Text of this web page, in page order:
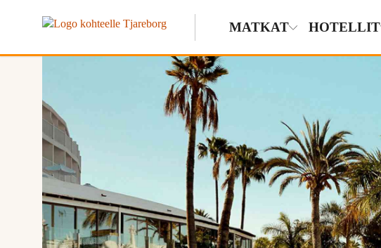
MATKAT HOTELLIT